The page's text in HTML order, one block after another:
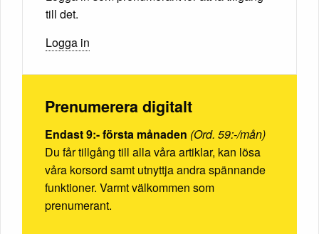
till det.
Logga in
Prenumerera digitalt
Endast 9:- första månaden (Ord. 59:-/mån)
Du får tillgång till alla våra artiklar, kan lösa
våra korsord samt utnyttja andra spännande
funktioner. Varmt välkommen som
prenumerant.